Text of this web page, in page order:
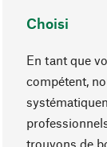
Choisi
En tant que
compétent,
trouvons de